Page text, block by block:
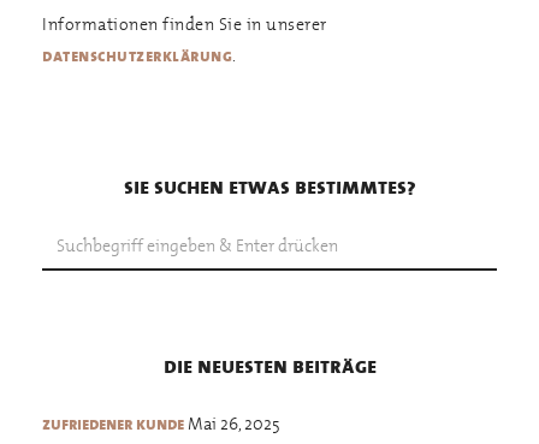
Informationen finden Sie in unserer
datenschutzerklärung.
sie suchen etwas bestimmtes?
die neuesten beiträge
zufriedener kunde Mai 26, 2025